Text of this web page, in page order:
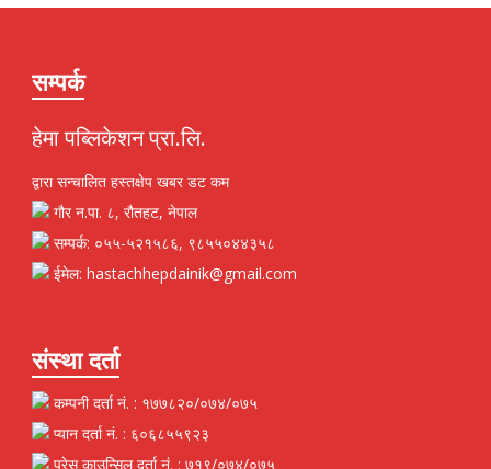
सम्पर्क
हेमा पब्लिकेशन प्रा.लि.
द्वारा सन्चालित हस्तक्षेप खबर डट कम
गौर न.पा. ८, रौतहट, नेपाल
सम्पर्क: ०५५-५२१५८६, ९८५५०४४३५८
ईमेल: hastachhepdainik@gmail.com
संस्था दर्ता
कम्पनी दर्ता नं. : १७७८२०/०७४/०७५
प्यान दर्ता नं. : ६०६८५५९२३
प्रेस काउन्सिल दर्ता नं. : ७१९/०७४/०७५